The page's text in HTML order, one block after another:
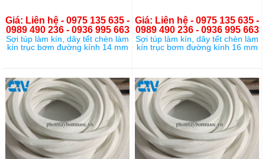
Giá: Liên hệ - 0975 135 635 -
0989 490 236 - 0936 995 663
Sợi túp làm kín, dây tết chèn làm
kín trục bơm đường kính 14 mm
Giá: Liên hệ - 0975 135 635 -
0989 490 236 - 0936 995 663
Sợi túp làm kín, dây tết chèn làm
kín trục bơm đường kính 16 mm